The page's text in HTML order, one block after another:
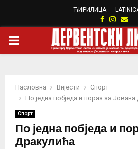
ЋИРИЛИЦА
Facebook
PRIMARY
Насловна Вијести
Спорт
По једна побједа и пораз за
Спорт
По једна побједа и
Дракулића